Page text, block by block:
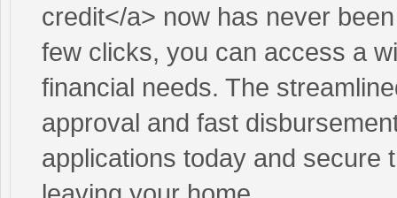
credit</a> now has never
few clicks, you can access a
financial needs. The
approval and fast
applications today and secure